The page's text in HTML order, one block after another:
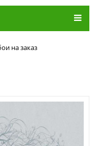
на заказ